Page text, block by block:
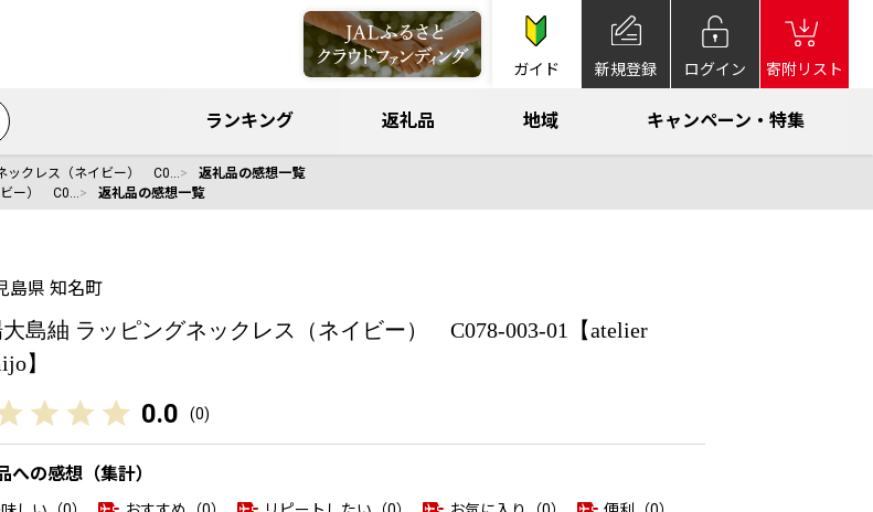
ガイド 新規登録 ログイン 寄附リスト
ランキング 返礼品 地域 キャンペーン・特集
ックレス（ネイビー） C0…
返礼品の感想一覧
ビー） C0… 返礼品の感想一覧
島県 知名町
島紬 ラッピングネックレス（ネイビー） C078-003-01【atelier
】
0.0 (0)
への感想（集計）